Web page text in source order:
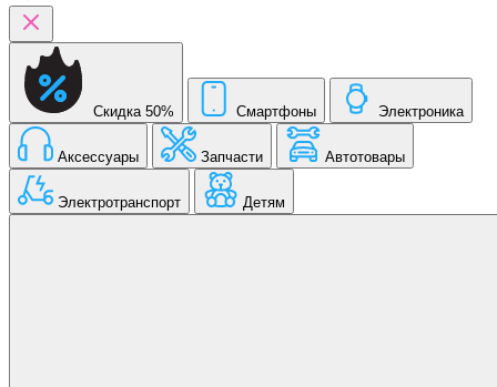
Скидка 50% Смартфоны Электроника
Аксессуары Запчасти Автотовары
Электротранспорт Детям